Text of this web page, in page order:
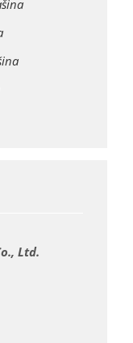
Ltd.